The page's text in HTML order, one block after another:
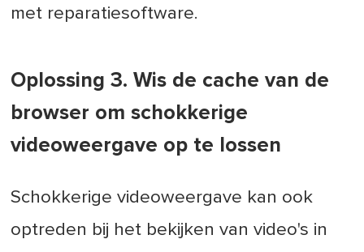
met reparatiesoftware.
Oplossing 3. Wis de cache van de
browser om schokkerige
videoweergave op te lossen
Schokkerige videoweergave kan ook
optreden bij het bekijken van video's in